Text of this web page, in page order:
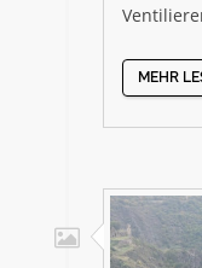
MEHR